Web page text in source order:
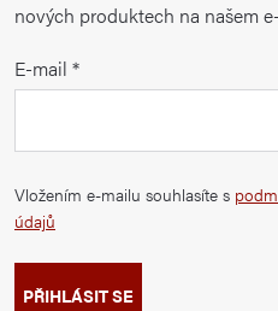
nových produktech na našem
E-mail
Vložením e-mailu souhlasíte s
údajů
PŘIHLÁSIT SE